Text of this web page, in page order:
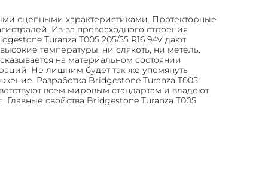
сцепными характеристиками. Протекторные
Из-за превосходного строения
Turanza T005 205/55 R16 94V дают
температуры, ни слякоть, ни метель.
на материальном состоянии
Не лишним будет так же упомянуть
Разработка Bridgestone Turanza T005
всем мировым стандартам и владеют
свойства Bridgestone Turanza T005